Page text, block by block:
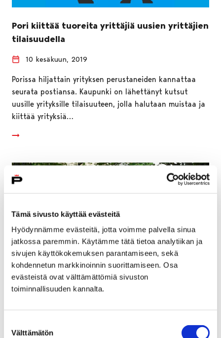
Tämä sivusto käyttää evästeitä
Hyödynnämme evästeitä, jotta voimme palvella sinua
jatkossa paremmin. Käytämme tätä tietoa analytiikan ja
sivujen käyttökokemuksen parantamiseen, sekä
kohdennetun markkinoinnin suorittamiseen. Osa
evästeistä ovat välttämättömiä sivuston
toiminnallisuuden kannalta.
valinta
Välttämätön
Pori kiittää tuoreita yrittäjiä uusien yrittäjien
tilaisuudella
10 kesäkuun, 2019
Porissa hiljattain yrityksen perustaneiden kannattaa
seurata postiansa. Kaupunki on lähettänyt kutsut
uusille yrityksille tilaisuuteen, jolla halutaan muistaa ja
kiittää yrityksiä…
kaupunkitaiteesta
7 kesäkuun, 2019